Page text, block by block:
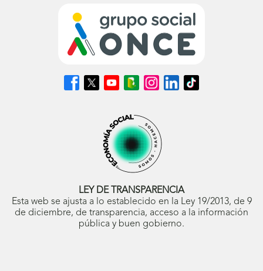
Síguenos
en
Síguenos
en
ventana
nueva)
Síguenos
en
abrirá
en
ventana
nueva)
Síguenos
en
Blog
ONCE
(se
abrirá
en
ventana
Síguenos
en
abrirá
en
ventana
nueva)
Síguenos
en
Síguenos
en
LEY DE TRANSPARENCIA
Esta web se ajusta a lo establecido en la Ley 19/2013, de 9
de diciembre, de transparencia, acceso a la información
pública y buen gobierno.